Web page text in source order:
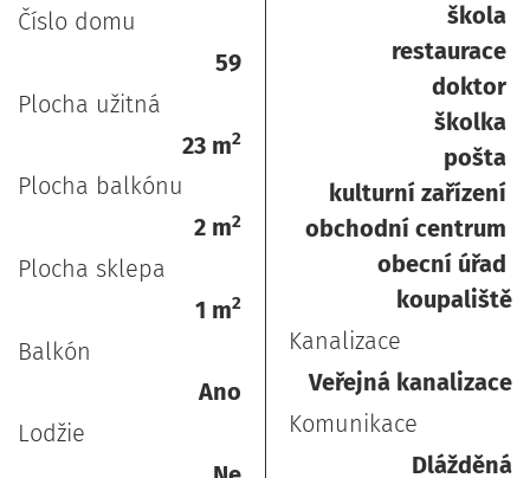
Číslo domu
59
Plocha užitná
23 m2
Plocha balkónu
2 m2
Plocha sklepa
1 m2
Balkón
Ano
Lodžie
škola
restaurace
doktor
školka
pošta
kulturní zařízení
obchodní centrum
obecní úřad
koupaliště
Kanalizace
Veřejná kanalizace
Komunikace
Dlážděná